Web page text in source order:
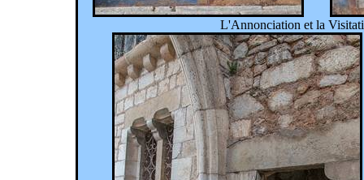
L'Annonciation et la